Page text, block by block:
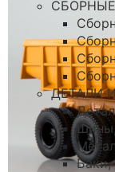
ДЕТАЛИ